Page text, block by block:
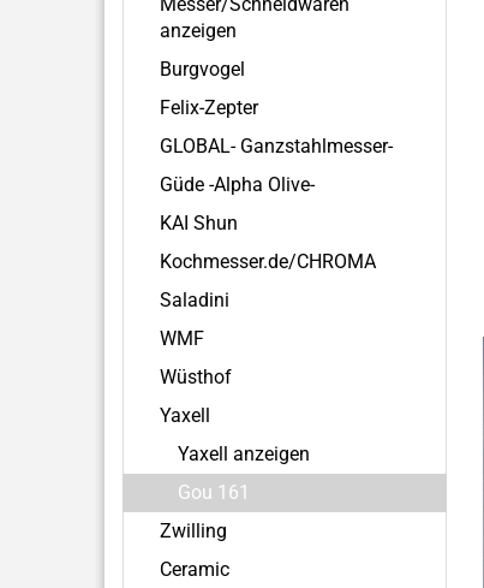
anzeigen
Burgvogel
Felix-Zepter
GLOBAL- Ganzstahlmesser-
Güde -Alpha Olive-
KAI Shun
Kochmesser.de/CHROMA
Saladini
WMF
Wüsthof
Yaxell
Yaxell anzeigen
Gou 161
Zwilling
Ceramic